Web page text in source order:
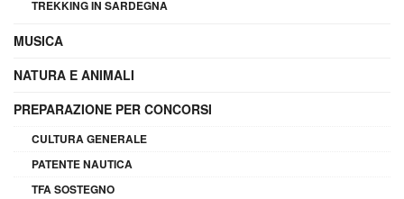
TREKKING IN SARDEGNA
MUSICA
NATURA E ANIMALI
PREPARAZIONE PER CONCORSI
CULTURA GENERALE
PATENTE NAUTICA
TFA SOSTEGNO